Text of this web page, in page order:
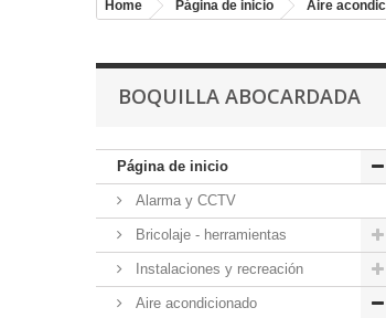
Home Página de inicio Aire
BOQUILLA ABOCARDADA
Página de inicio
Alarma y CCTV
Bricolaje - herramientas
Instalaciones y recreación
Aire acondicionado